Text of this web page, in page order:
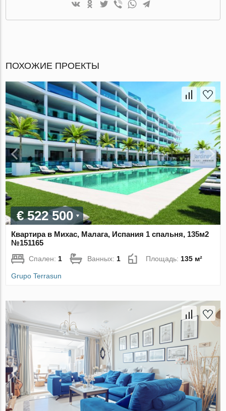
ПОХОЖИЕ ПРОЕКТЫ
€ 522 500
Квартира в Михас, Малага, Испания 1 спальня, 135м2
№151165
Спален:1 Ванных:1 Площадь:135 м²
Grupo Terrasun